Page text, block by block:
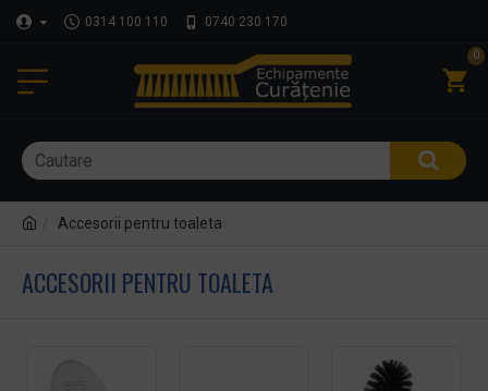
0314 100 110 0740 230 170
0
Accesorii pentru toaleta
ACCESORII PENTRU TOALETA